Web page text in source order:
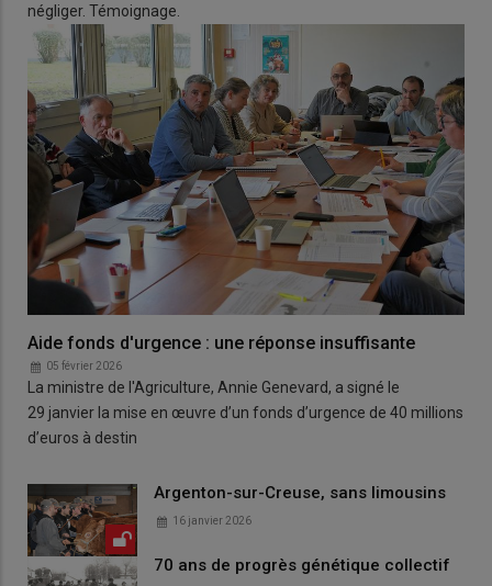
négliger. Témoignage.
Aide fonds d'urgence : une réponse insuffisante
05 février 2026
La ministre de l'Agriculture, Annie Genevard, a signé le
29 janvier la mise en œuvre d’un fonds d’urgence de 40 millions
d’euros à destin
Argenton-sur-Creuse, sans limousins
16 janvier 2026
70 ans de progrès génétique collectif